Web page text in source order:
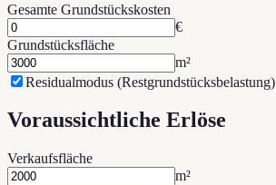
Gesamte Grundstückskosten
€
Grundstücksfläche
m²
Residualmodus (Restgrundstücksbelastung)
Voraussichtliche Erlöse
Verkaufsfläche
m²